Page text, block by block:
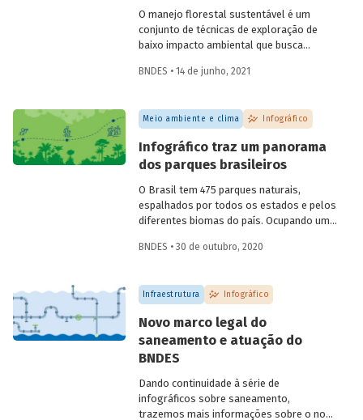
eles funcionam no infográfico que
preparamos.
O manejo florestal sustentável é um
conjunto de técnicas de exploração de
baixo impacto ambiental que busca
mantendo-a em pé e contribuindo para a
produtividade, capacidade de regeneração
e demais funções ecológicas, econômicas
e sociais. Confira o infográfico que
preparamos para explicar como isso
funciona.
BNDES • 14 de junho, 2021
Meio ambiente e clima Infográfico
Infográfico traz um panorama
dos parques brasileiros
O Brasil tem 475 parques naturais,
espalhados por todos os estados e pelos
diferentes biomas do país. Ocupando uma
são unidades de conservação destinadas
de grande relevância ecológica e beleza
cênica. Preparamos um infográfico para
características dos parques brasileiros e
entender como eles podem contribuir
para conciliar preservação ambiental e
BNDES • 30 de outubro, 2020
Infraestrutura Infográfico
Novo marco legal do
saneamento e atuação do
BNDES
Dando continuidade à série de
infográficos sobre saneamento,
trazemos mais informações sobre o novo